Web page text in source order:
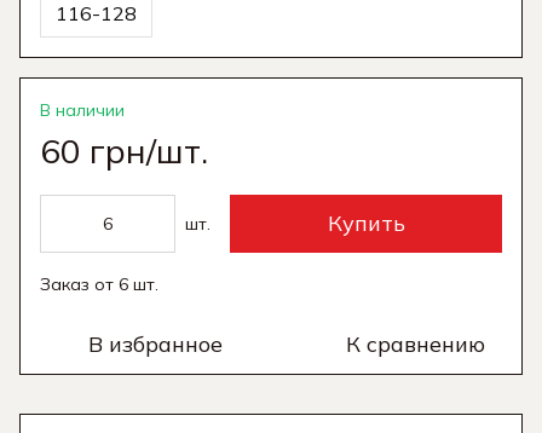
116-128
В наличии
60 грн/шт.
шт. Купить
Заказ от 6 шт.
В избранное К сравнению